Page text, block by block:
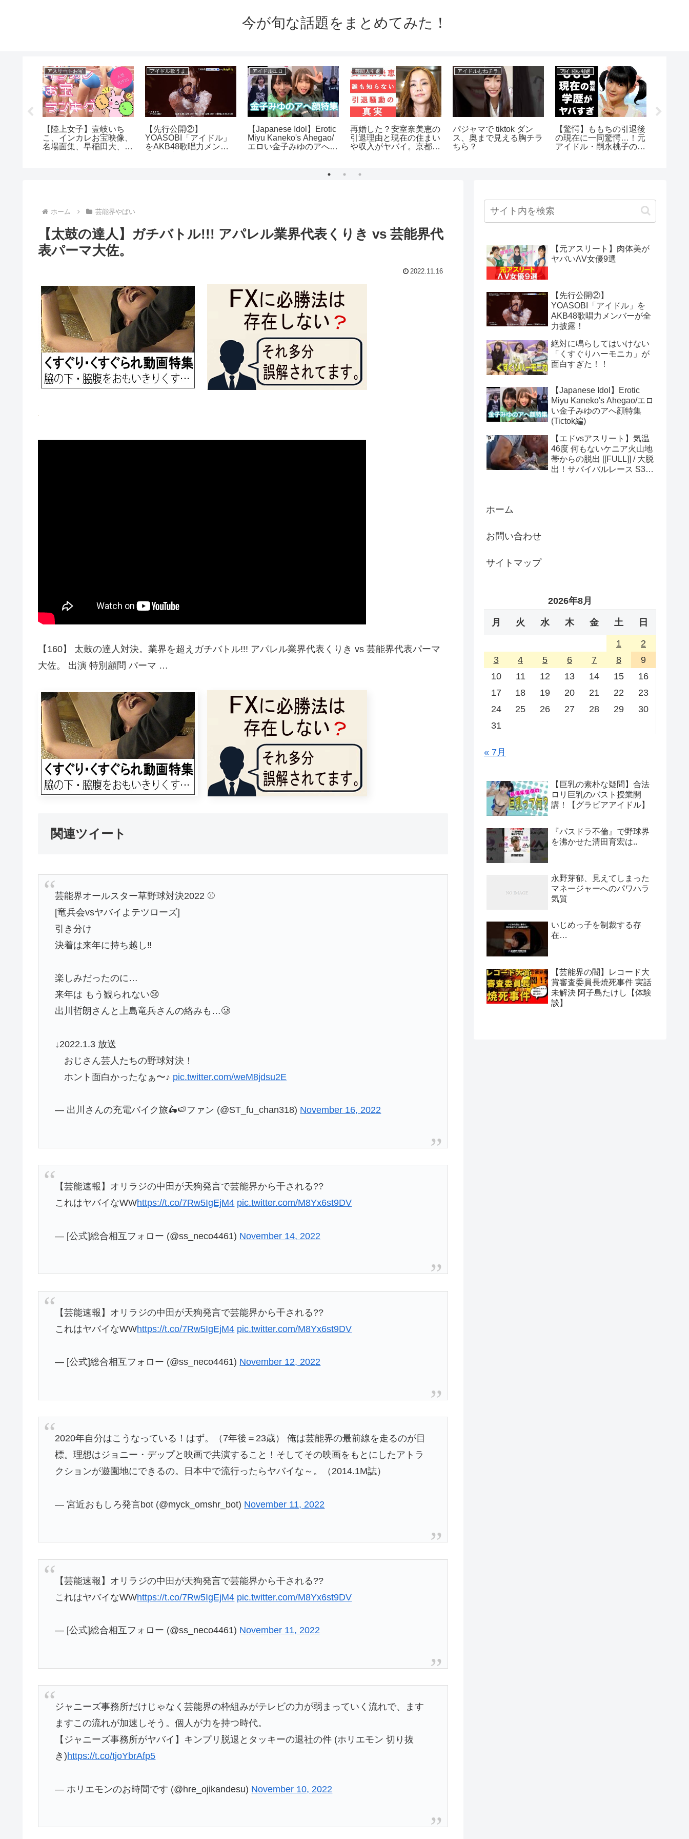
今が旬な話題をまとめてみた！
アスリートお宝
【陸上女子】壹岐いち
こ、インカレお宝映像、
名場面集、早稲田大、立
アイドル歌うま
【先行公開②】
YOASOBI「アイドル」
をAKB48歌唱力メンバ
アイドルエロ
【Japanese Idol】Erotic
Miyu Kaneko's Ahegao/
エロい金子みゆのアへ顔
芸能人引退
再婚した？安室奈美恵の
引退理由と現在の住まい
や収入がヤバイ。京都の
アイドルむねチラ
パジャマで tiktok ダン
ス、奥まで見える胸チラ
ちら？
アイドル引退
【驚愕】ももちの引退後
の現在に一同驚愕…！元
アイドル・嗣永桃子のま
ホーム 芸能界やばい
【太鼓の達人】ガチバトル!!! アパレル業界代表くりき vs 芸能界代
表パーマ大佐。
2022.11.16
【160】 太鼓の達人対決。業界を超えガチバトル!!! アパレル業界代表くりき vs 芸能界代表パーマ
大佐。 出演 特別顧問 パーマ …
関連ツイート
芸能界オールスター草野球対決2022 ⚾️
[竜兵会vsヤバイよテツローズ]
引き分け
決着は来年に持ち越し‼︎
楽しみだったのに…
来年は もう観られない😢
出川哲朗さんと上島竜兵さんの絡みも…🥲
↓2022.1.3 放送
おじさん芸人たちの野球対決！
ホント面白かったなぁ〜♪ pic.twitter.com/weM8jdsu2E
— 出川さんの充電バイク旅🛵🍉ファン (@ST_fu_chan318) November 16, 2022
【芸能速報】オリラジの中田が天狗発言で芸能界から干される??
これはヤバイなWWhttps://t.co/7Rw5IgEjM4 pic.twitter.com/M8Yx6st9DV
— [公式]総合相互フォロー (@ss_neco4461) November 14, 2022
【芸能速報】オリラジの中田が天狗発言で芸能界から干される??
これはヤバイなWWhttps://t.co/7Rw5IgEjM4 pic.twitter.com/M8Yx6st9DV
— [公式]総合相互フォロー (@ss_neco4461) November 12, 2022
2020年自分はこうなっている！はず。（7年後＝23歳） 俺は芸能界の最前線を走るのが目
標。理想はジョニー・デップと映画で共演すること！そしてその映画をもとにしたアトラ
クションが遊園地にできるの。日本中で流行ったらヤバイな～。（2014.1M誌）
— 宮近おもしろ発言bot (@myck_omshr_bot) November 11, 2022
【芸能速報】オリラジの中田が天狗発言で芸能界から干される??
これはヤバイなWWhttps://t.co/7Rw5IgEjM4 pic.twitter.com/M8Yx6st9DV
— [公式]総合相互フォロー (@ss_neco4461) November 11, 2022
ジャニーズ事務所だけじゃなく芸能界の枠組みがテレビの力が弱まっていく流れで、ます
ますこの流れが加速しそう。個人が力を持つ時代。
【ジャニーズ事務所がヤバイ】キンプリ脱退とタッキーの退社の件 (ホリエモン 切り抜
き)https://t.co/tjoYbrAfp5
— ホリエモンのお時間です (@hre_ojikandesu) November 10, 2022
【元アスリート】肉体美が
ヤバいΛV女優9選
【先行公開②】
YOASOBI「アイドル」を
AKB48歌唱力メンバーが全
力披露！
絶対に鳴らしてはいけない
「くすぐりハーモニカ」が
面白すぎた！！
【Japanese Idol】Erotic
Miyu Kaneko's Ahegao/エロ
い金子みゆのアへ顔特集
(Tictok編)
【エドvsアスリート】気温
46度 何もないケニア火山地
帯からの脱出 [[FULL]] / 大脱
出！サバイバルレース S3
ホーム
お問い合わせ
サイトマップ
2026年8月
月 火 水 木 金 土 日
1
2
3
4 5 6 7 8
9
10
11 12 13 14 15
16
17
18 19 20 21 22
23
24
25 26 27 28 29
30
31
« 7月
【巨乳の素朴な疑問】合法
ロリ巨乳のバスト授業開
講！【グラビアアイドル】
『パスドラ不倫』で野球界
を沸かせた清田育宏は..
永野芽郁、見えてしまった
マネージャーへのパワハラ
気質
いじめっ子を制裁する存
在…
【芸能界の闇】レコード大
賞審査委員長焼死事件 実話
未解決 阿子島たけし【体験
談】